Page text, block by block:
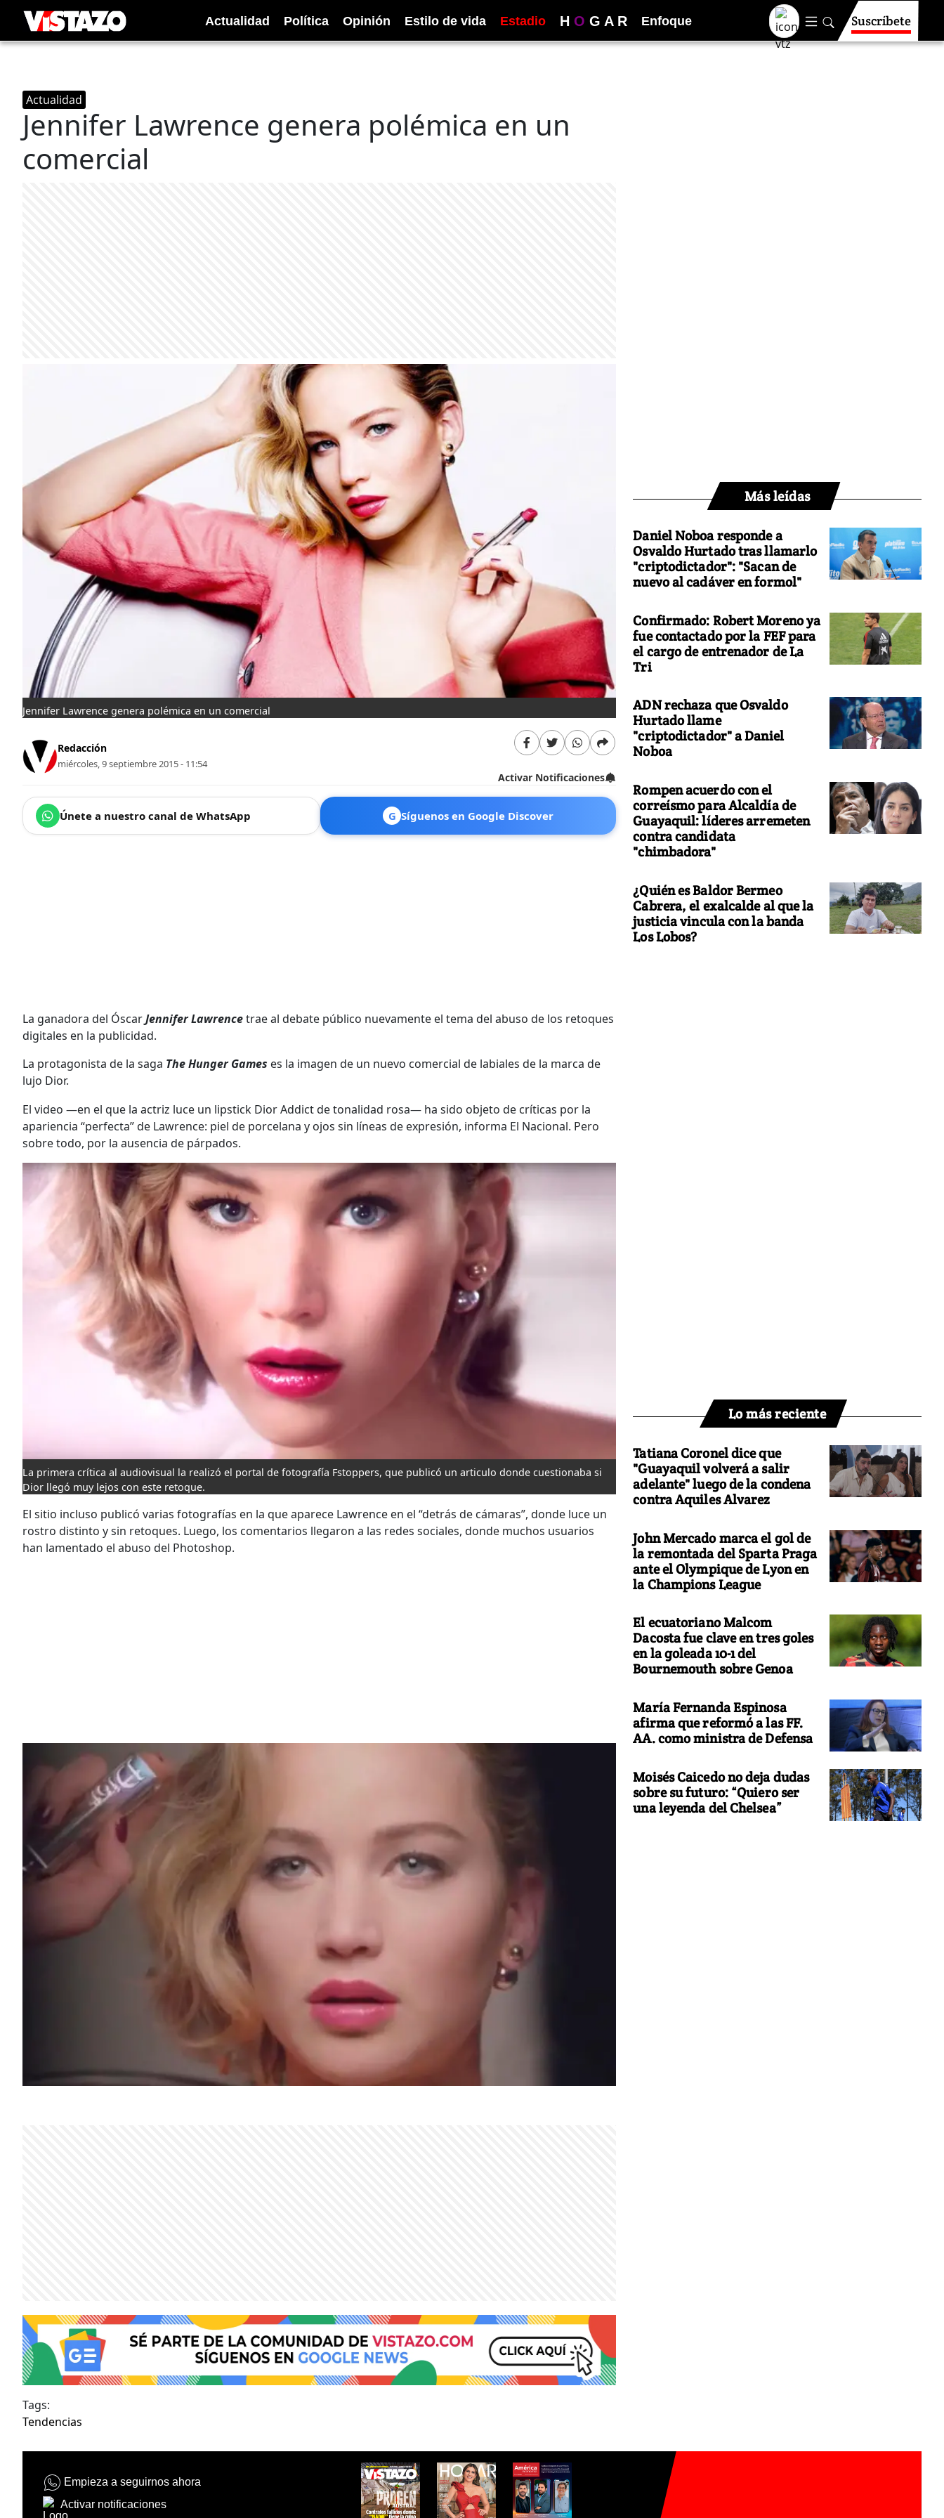
Actualidad Política Opinión Estilo de vida Estadio H O G A R Enfoque Suscríbete
Actualidad
Jennifer Lawrence genera polémica en un
comercial
Jennifer Lawrence genera polémica en un comercial
Redacción
miércoles, 9 septiembre 2015 - 11:54
Activar Notificaciones
Únete a nuestro canal de WhatsApp G Síguenos en Google Discover
La ganadora del ÓscarJennifer Lawrencetrae al debate público nuevamente el tema del abuso de los retoques
digitales en la publicidad.
La protagonista de la saga The Hunger Games es la imagen de un nuevo comercial de labiales de la marca de
lujo Dior.
El video —en el que la actriz luce un lipstick Dior Addict de tonalidad rosa— ha sido objeto de críticas por la
apariencia “perfecta” de Lawrence: piel de porcelana y ojos sin líneas de expresión, informa El Nacional. Pero
sobre todo, por la ausencia de párpados.
La primera crítica al audiovisual la realizó el portal de fotografía Fstoppers, que publicó un articulo donde cuestionaba si
Dior llegó muy lejos con este retoque.
El sitio incluso publicó varias fotografías en la que aparece Lawrence en el “detrás de cámaras”, donde luce un
rostro distinto y sin retoques. Luego, los comentarios llegaron a las redes sociales, donde muchos usuarios
han lamentado el abuso del Photoshop.
Tags:
Tendencias
Más leídas
Daniel Noboa responde a
Osvaldo Hurtado tras llamarlo
"criptodictador": "Sacan de
nuevo al cadáver en formol"
Confirmado: Robert Moreno ya
fue contactado por la FEF para
el cargo de entrenador de La
Tri
ADN rechaza que Osvaldo
Hurtado llame
"criptodictador" a Daniel
Noboa
Rompen acuerdo con el
correísmo para Alcaldía de
Guayaquil: líderes arremeten
contra candidata
"chimbadora"
¿Quién es Baldor Bermeo
Cabrera, el exalcalde al que la
justicia vincula con la banda
Los Lobos?
Lo más reciente
Tatiana Coronel dice que
"Guayaquil volverá a salir
adelante" luego de la condena
contra Aquiles Alvarez
John Mercado marca el gol de
la remontada del Sparta Praga
ante el Olympique de Lyon en
la Champions League
El ecuatoriano Malcom
Dacosta fue clave en tres goles
en la goleada 10-1 del
Bournemouth sobre Genoa
María Fernanda Espinosa
afirma que reformó a las FF.
AA. como ministra de Defensa
Moisés Caicedo no deja dudas
sobre su futuro: “Quiero ser
una leyenda del Chelsea”
Empieza a seguirnos ahora
Activar notificaciones